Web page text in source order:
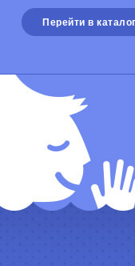
Перейти в каталог